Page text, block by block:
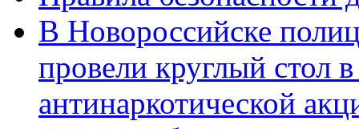
В Новороссийске
провели круглый стол
антинаркотической